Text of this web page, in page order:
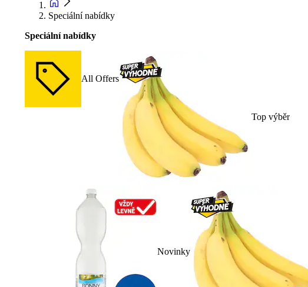
Speciální nabídky
Speciální nabídky
All Offers
Top výběr
Novinky